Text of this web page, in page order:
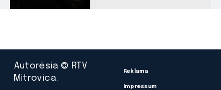
Autorësia © RTV
Mitrovica.
Reklama
Impressum